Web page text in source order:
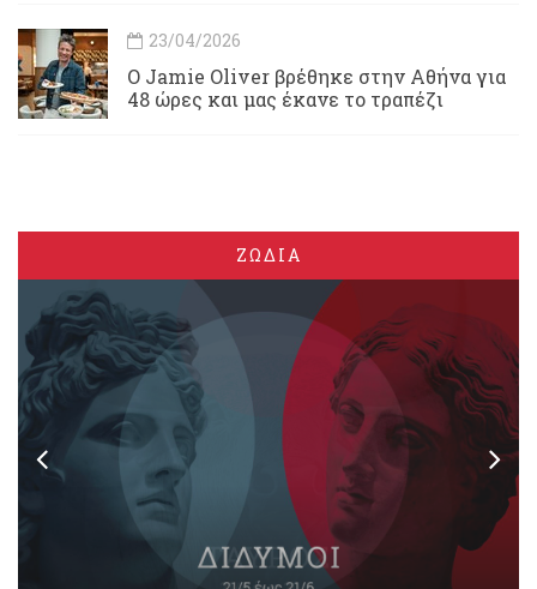
23/04/2026
Ο Jamie Oliver βρέθηκε στην Αθήνα για
48 ώρες και μας έκανε το τραπέζι
ΖΩΔΙΑ